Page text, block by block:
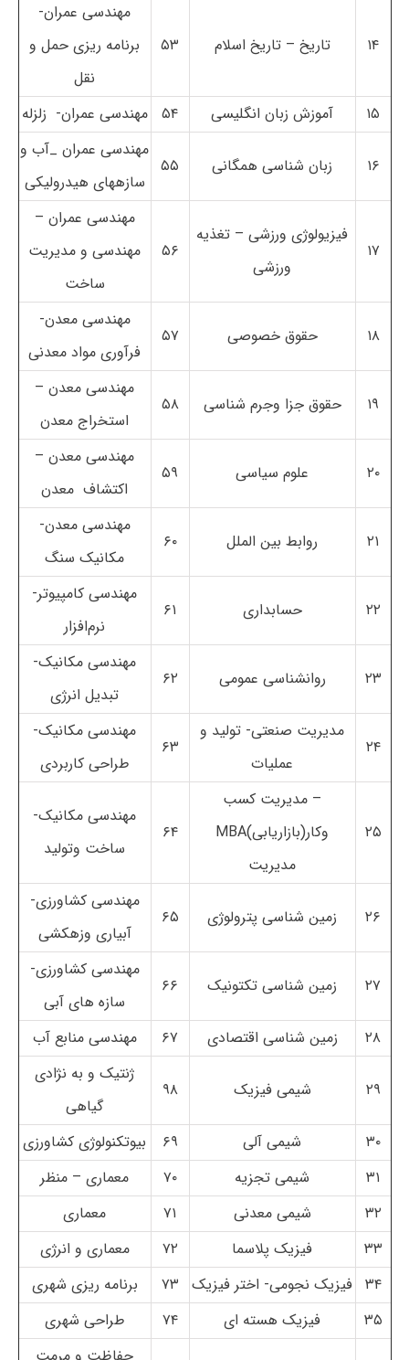
۱۴ تاریخ – تاریخ اسلام ۵۳
مهندسی عمران-
برنامه ریزی حمل و
نقل
۱۵
آموزش زبان انگلیسی ۵۴ مهندسی عمران- زلزله
۱۶ زبان شناسی همگانی ۵۵
مهندسی عمران _آب و
سازه­های هیدرولیکی
۱۷
فیزیولوژی ورزشی – تغذیه
ورزشی
۵۶
مهندسی عمران –
مهندسی و مدیریت
ساخت
۱۸ حقوق خصوصی ۵۷
مهندسی معدن-
فرآوری مواد معدنی
۱۹ حقوق جزا وجرم شناسی ۵۸
مهندسی معدن –
استخراج معدن
۲۰ علوم سیاسی ۵۹
مهندسی معدن –
اکتشاف معدن
۲۱ روابط بین الملل ۶۰
مهندسی معدن-
مکانیک سنگ
۲۲ حسابداری ۶۱
مهندسی کامپیوتر-
نرم‌افزار
۲۳ روانشناسی عمومی ۶۲
مهندسی مکانیک-
تبدیل انرژی
۲۴
مدیریت صنعتی- تولید و
عملیات
۶۳
مهندسی مکانیک-
طراحی کاربردی
۲۵
– مدیریت کسب
وکار(بازاریابی)MBA
مدیریت
۶۴
مهندسی مکانیک-
ساخت وتولید
۲۶ زمین شناسی پترولوژی ۶۵
مهندسی کشاورزی-
آبیاری وزهکشی
۲۷ زمین شناسی تکتونیک ۶۶
مهندسی کشاورزی-
سازه های آبی
۲۸
زمین شناسی اقتصادی ۶۷ مهندسی منابع آب
۲۹ شیمی فیزیک ۹۸
ژنتیک و به نژادی
گیاهی
۳۰
شیمی آلی ۶۹
بیوتکنولوژی کشاورزی
۳۱
شیمی تجزیه ۷۰
معماری – منظر
۳۲
شیمی معدنی ۷۱
معماری
۳۳
فیزیک پلاسما ۷۲
معماری و انرژی
۳۴ فیزیک نجومی- اختر فیزیک ۷۳
برنامه ریزی شهری
۳۵
فیزیک هسته ای ۷۴
طراحی شهری